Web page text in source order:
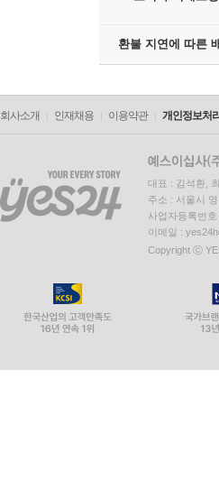
환불 지연에 따른
회사소개 인재채용 이용약관 개인정보처
대표 : 김석환,
주소 : 서울시
사업자등록번
이메일 :
Copyright ⓒ